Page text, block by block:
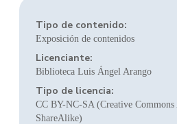
Tipo de contenido:
Exposición de contenidos
Licenciante:
Biblioteca Luis Ángel Arango
Tipo de licencia:
CC BY-NC-SA (Creative
ShareAlike)